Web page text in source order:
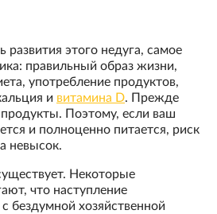
развития этого недуга, самое
правильный образ жизни,
употребление продуктов,
и витамина D. Прежде
Поэтому, если ваш
и полноценно питается, риск
невысок.
Некоторые
что наступление
бездумной хозяйственной